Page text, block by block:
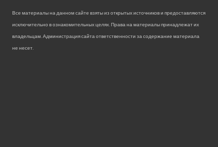
Все материалы на данном сайте взяты из открытых источников и предоставляются
исключительно в ознакомительных целях. Права на материалы принадлежат их
владельцам. Администрация сайта ответственности за содержание материала
не несет.